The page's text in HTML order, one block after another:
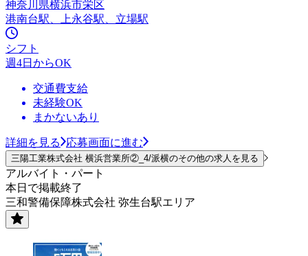
神奈川県横浜市栄区
港南台駅、上永谷駅、立場駅
シフト
週4日からOK
交通費支給
未経験OK
まかないあり
詳細を見る 応募画面に進む
三陽工業株式会社 横浜営業所②_4/派横のその他の求人を見る
アルバイト・パート
本日で掲載終了
三和警備保障株式会社 弥生台駅エリア